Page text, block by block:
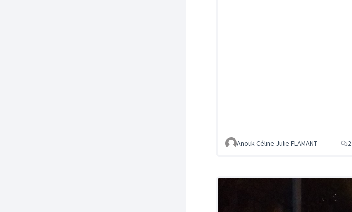
Anouk Céline Julie FLAMANT 2